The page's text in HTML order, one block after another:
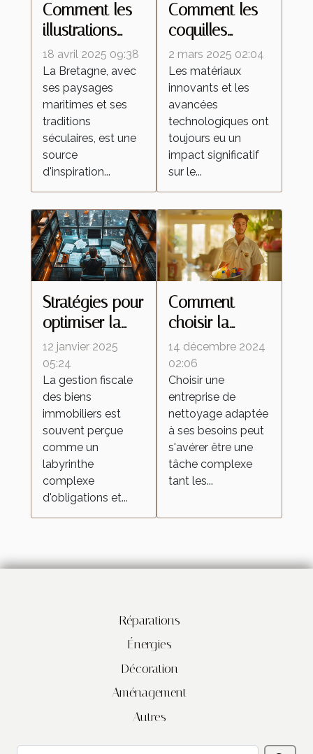
Comment les
illustrations
inspirées de la
Bretagne
célèbrent la
culture
régionale
18 avril 2025 09:38
La Bretagne, avec
ses paysages
maritimes et ses
traditions
séculaires, est une
source
d'inspiration...
Comment les
coquilles
d'œufs
améliorent les
peintures
réfléchissantes
2 mars 2025 02:04
Les matériaux
innovants et les
avancées
technologiques ont
toujours eu un
impact significatif
sur le...
Stratégies pour
optimiser la
fiscalité de vos
biens
immobiliers
12 janvier 2025
05:24
La gestion fiscale
des biens
immobiliers est
souvent perçue
comme un
labyrinthe
complexe
d'obligations et...
Comment
choisir la
meilleure
entreprise de
nettoyage
pour vos
besoins
14 décembre 2024
02:06
Choisir une
entreprise de
nettoyage adaptée
à ses besoins peut
s'avérer être une
tâche complexe
tant les...
Réparations
Énergies
Décoration
Aménagement
Autres